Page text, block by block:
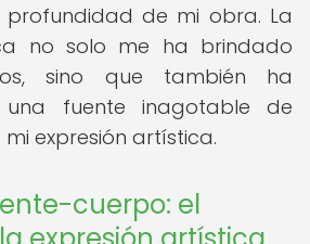
de mi obra. La
no solo me ha brindado
sino que también ha
fuente inagotable de
expresión artística.
cuerpo: el